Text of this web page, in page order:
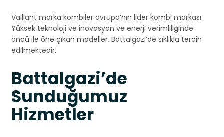
Vaillant marka kombiler avrupa’nın lider kombi markası.
Yüksek teknoloji ve inovasyon ve enerji verimliliğinde
öncü ile öne çıkan modeller, Battalgazi’de sıklıkla tercih
edilmektedir.
Battalgazi’de
Sunduğumuz
Hizmetler